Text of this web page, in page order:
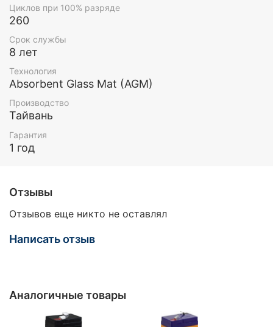
Циклов при 100% разряде
260
Срок службы
8 лет
Технология
Absorbent Glass Mat (AGM)
Производство
Тайвань
Гарантия
1 год
Отзывы
Отзывов еще никто не оставлял
Написать отзыв
Аналогичные товары